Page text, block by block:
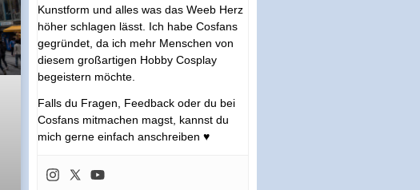
Kunstform und alles was das Weeb Herz
höher schlagen lässt. Ich habe Cosfans
gegründet, da ich mehr Menschen von
diesem großartigen Hobby Cosplay
begeistern möchte.
Falls du Fragen, Feedback oder du bei
Cosfans mitmachen magst, kannst du
mich gerne einfach anschreiben ♥